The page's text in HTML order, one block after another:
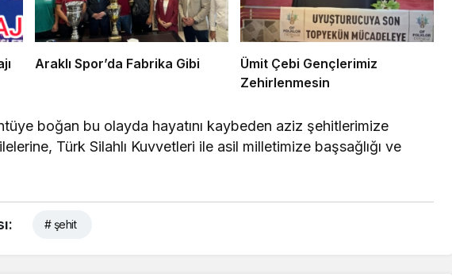
Araklı Spor’da Fabrika Gibi
Ümit Çebi Gençlerimiz
Zehirlenmesin
boğan bu olayda hayatını kaybeden aziz şehitlerimize
Türk Silahlı Kuvvetleri ile asil milletimize başsağlığı ve
# şehit